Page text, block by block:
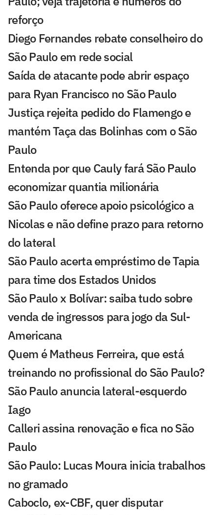
reforço
Diego Fernandes rebate conselheiro do
São Paulo em rede social
Saída de atacante pode abrir espaço
para Ryan Francisco no São Paulo
Justiça rejeita pedido do Flamengo e
mantém Taça das Bolinhas com o São
Paulo
Entenda por que Cauly fará São Paulo
economizar quantia milionária
São Paulo oferece apoio psicológico a
Nicolas e não define prazo para retorno
do lateral
São Paulo acerta empréstimo de Tapia
para time dos Estados Unidos
São Paulo x Bolívar: saiba tudo sobre
venda de ingressos para jogo da Sul-
Americana
Quem é Matheus Ferreira, que está
treinando no profissional do São Paulo?
São Paulo anuncia lateral-esquerdo
Iago
Calleri assina renovação e fica no São
Paulo
São Paulo: Lucas Moura inicia trabalhos
no gramado
Caboclo, ex-CBF, quer disputar